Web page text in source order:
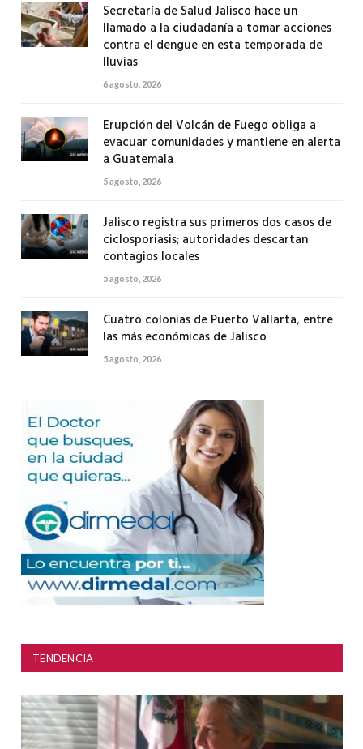
Secretaría de Salud Jalisco hace un
llamado a la ciudadanía a tomar acciones
contra el dengue en esta temporada de
lluvias
6 agosto, 2026
Erupción del Volcán de Fuego obliga a
evacuar comunidades y mantiene en alerta
a Guatemala
5 agosto, 2026
Jalisco registra sus primeros dos casos de
ciclosporiasis; autoridades descartan
contagios locales
5 agosto, 2026
Cuatro colonias de Puerto Vallarta, entre
las más económicas de Jalisco
5 agosto, 2026
TENDENCIA